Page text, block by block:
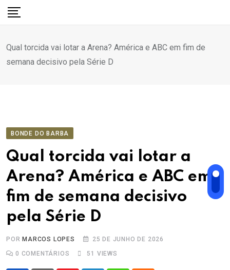
para
conteúdo
Qual torcida vai lotar a Arena? América e ABC em fim de
semana decisivo pela Série D
BONDE DO BARBA
Qual torcida vai lotar a
Arena? América e ABC em
fim de semana decisivo
pela Série D
POR MARCOS LOPES
25 DE JUNHO DE 2026
0 COMENTÁRIOS 51 VIEWS